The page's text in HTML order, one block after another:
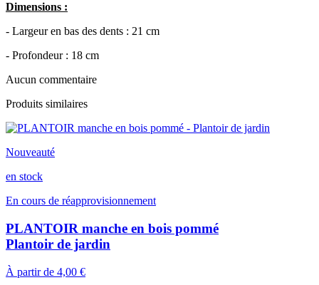
Dimensions :
- Largeur en bas des dents : 21 cm
- Profondeur : 18 cm
Aucun commentaire
Produits similaires
Nouveauté
en stock
En cours de réapprovisionnement
PLANTOIR manche en bois pommé
Plantoir de jardin
À partir de 4,00 €